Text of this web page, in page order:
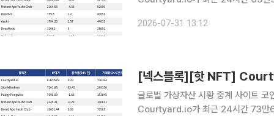
24시간 거래량 18만5321달러를 기
2026-07-31 13:12
글로벌 가상자산 시황 중계 사이트
Courtyard.io가 최근 24시간 73만